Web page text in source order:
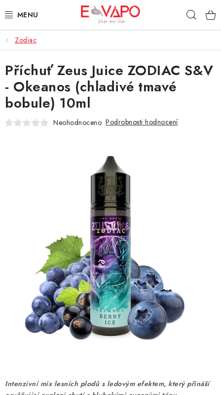
na
3D TISK
TIPY ZA DOBROU CENU
AROMATA A PŘÍCHUTĚ
BÁZE
ATOMIZÉRY A CARTRIDGE
BATERIE A NABÍJEČKY
GRIPY & MODY
Zodiac
Intenzivní mix lesních plodů s ledovým efektem, který přináší
Příchuť Zeus Juice ZODIAC S&V
- Okeanos (chladivé tmavé
bobule) 10ml
Neohodnoceno Podrobnosti hodnocení